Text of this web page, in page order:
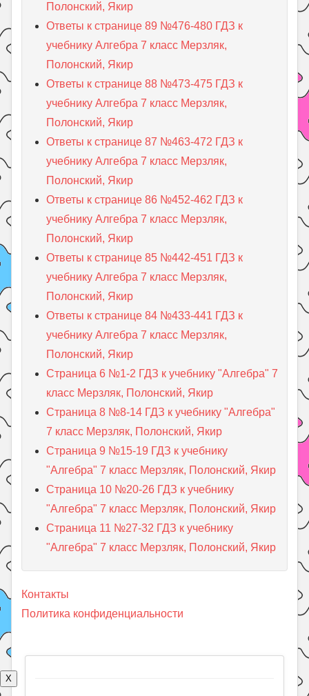
Полонский, Якир
Ответы к странице 89 №476-480 ГДЗ к
учебнику Алгебра 7 класс Мерзляк,
Полонский, Якир
Ответы к странице 88 №473-475 ГДЗ к
учебнику Алгебра 7 класс Мерзляк,
Полонский, Якир
Ответы к странице 87 №463-472 ГДЗ к
учебнику Алгебра 7 класс Мерзляк,
Полонский, Якир
Ответы к странице 86 №452-462 ГДЗ к
учебнику Алгебра 7 класс Мерзляк,
Полонский, Якир
Ответы к странице 85 №442-451 ГДЗ к
учебнику Алгебра 7 класс Мерзляк,
Полонский, Якир
Ответы к странице 84 №433-441 ГДЗ к
учебнику Алгебра 7 класс Мерзляк,
Полонский, Якир
Страница 6 №1-2 ГДЗ к учебнику "Алгебра" 7
класс Мерзляк, Полонский, Якир
Страница 8 №8-14 ГДЗ к учебнику "Алгебра"
7 класс Мерзляк, Полонский, Якир
Страница 9 №15-19 ГДЗ к учебнику
"Алгебра" 7 класс Мерзляк, Полонский, Якир
Страница 10 №20-26 ГДЗ к учебнику
"Алгебра" 7 класс Мерзляк, Полонский, Якир
Страница 11 №27-32 ГДЗ к учебнику
"Алгебра" 7 класс Мерзляк, Полонский, Якир
Контакты
Политика конфиденциальности
X